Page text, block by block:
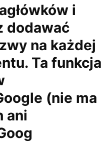
i
dodawać
na każdej
Ta funkcja
(nie ma
ani